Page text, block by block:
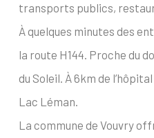
transports publics,
À quelques minutes des
la route H144. Proche du
du Soleil. À 6km de
Lac Léman.
La commune de Vouvry